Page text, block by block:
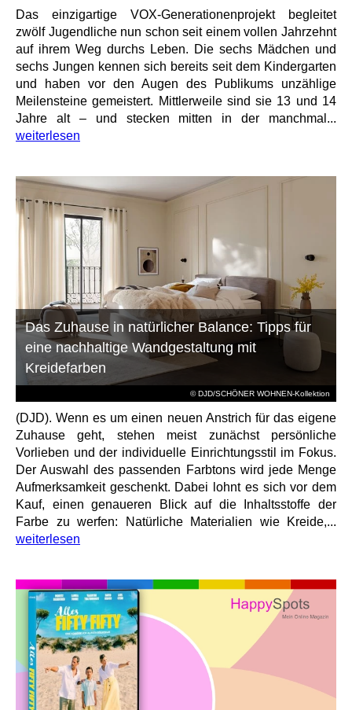
Das einzigartige VOX-Generationenprojekt begleitet
zwölf Jugendliche nun schon seit einem vollen Jahrzehnt
auf ihrem Weg durchs Leben. Die sechs Mädchen und
sechs Jungen kennen sich bereits seit dem Kindergarten
und haben vor den Augen des Publikums unzählige
Meilensteine gemeistert. Mittlerweile sind sie 13 und 14
Jahre alt – und stecken mitten in der manchmal...
weiterlesen
© DJD/SCHÖNER WOHNEN-Kollektion
Das Zuhause in natürlicher Balance: Tipps für
eine nachhaltige Wandgestaltung mit
Kreidefarben
(DJD). Wenn es um einen neuen Anstrich für das eigene
Zuhause geht, stehen meist zunächst persönliche
Vorlieben und der individuelle Einrichtungsstil im Fokus.
Der Auswahl des passenden Farbtons wird jede Menge
Aufmerksamkeit geschenkt. Dabei lohnt es sich vor dem
Kauf, einen genaueren Blick auf die Inhaltsstoffe der
Farbe zu werfen: Natürliche Materialien wie Kreide,...
weiterlesen